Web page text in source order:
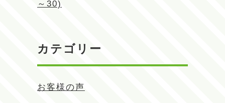
～30)
カテゴリー
お客様の声